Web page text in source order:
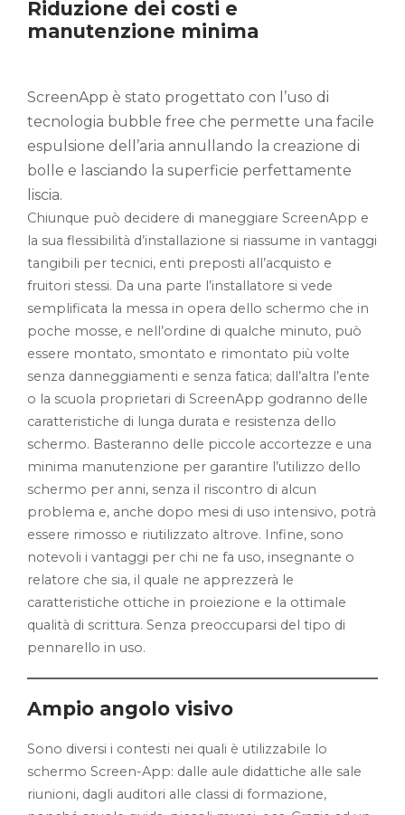
Riduzione dei costi e
manutenzione minima
ScreenApp è stato progettato con l’uso di
tecnologia bubble free che permette una facile
espulsione dell’aria annullando la creazione di
bolle e lasciando la superficie perfettamente
liscia.
Chiunque può decidere di maneggiare ScreenApp e
la sua flessibilità d’installazione si riassume in vantaggi
tangibili per tecnici, enti preposti all’acquisto e
fruitori stessi. Da una parte l’installatore si vede
semplificata la messa in opera dello schermo che in
poche mosse, e nell’ordine di qualche minuto, può
essere montato, smontato e rimontato più volte
senza danneggiamenti e senza fatica; dall’altra l’ente
o la scuola proprietari di ScreenApp godranno delle
caratteristiche di lunga durata e resistenza dello
schermo. Basteranno delle piccole accortezze e una
minima manutenzione per garantire l’utilizzo dello
schermo per anni, senza il riscontro di alcun
problema e, anche dopo mesi di uso intensivo, potrà
essere rimosso e riutilizzato altrove. Infine, sono
notevoli i vantaggi per chi ne fa uso, insegnante o
relatore che sia, il quale ne apprezzerà le
caratteristiche ottiche in proiezione e la ottimale
qualità di scrittura. Senza preoccuparsi del tipo di
pennarello in uso.
Ampio angolo visivo
Sono diversi i contesti nei quali è utilizzabile lo
schermo Screen-App: dalle aule didattiche alle sale
riunioni, dagli auditori alle classi di formazione,